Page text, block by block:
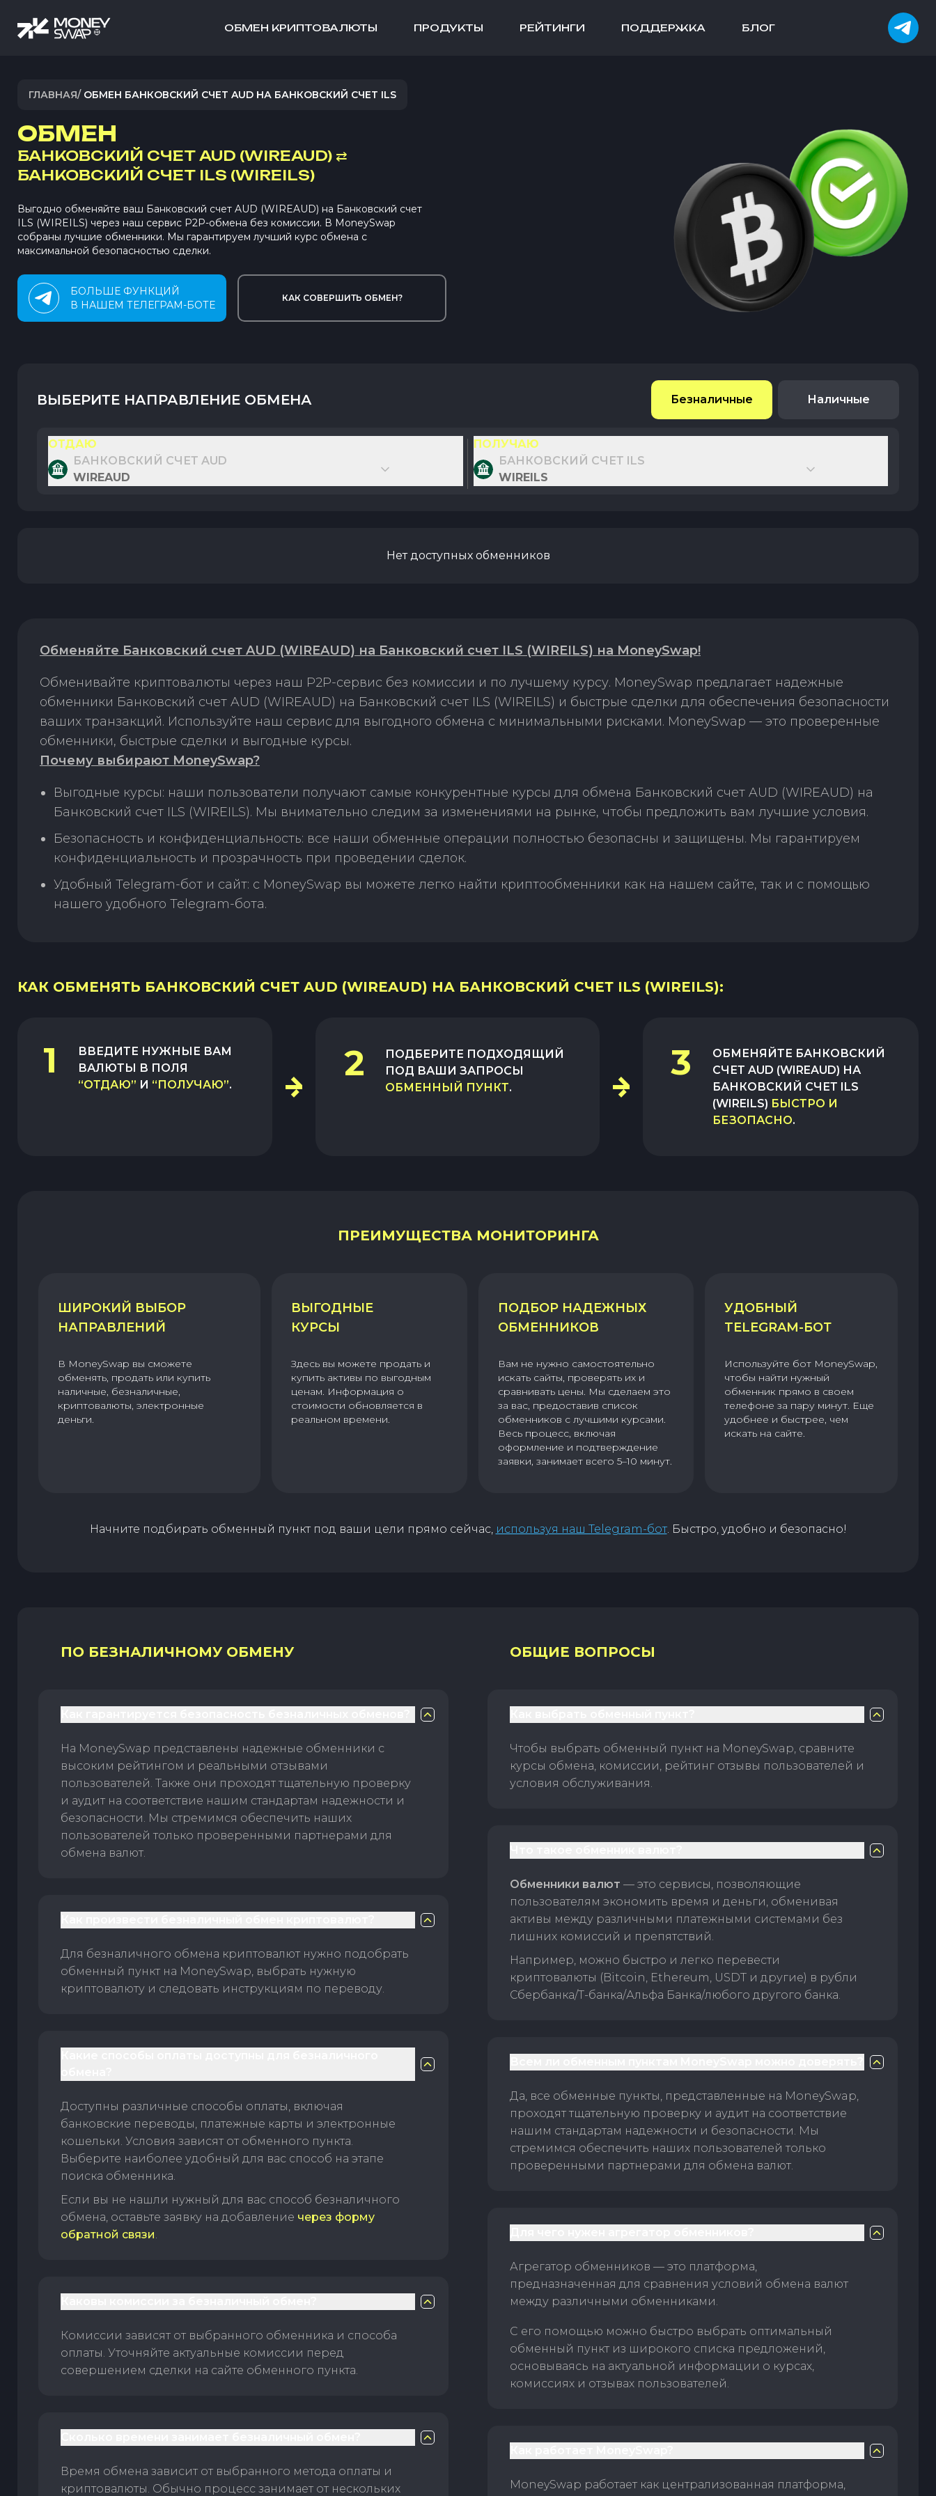
ОБМЕН КРИПТОВАЛЮТЫ ПРОДУКТЫ РЕЙТИНГИ ПОДДЕРЖКА БЛОГ
ГЛАВНАЯ/ ОБМЕН БАНКОВСКИЙ СЧЕТ AUD НА БАНКОВСКИЙ СЧЕТ ILS
ОБМЕН
БАНКОВСКИЙ СЧЕТ AUD (WIREAUD) ⇄
БАНКОВСКИЙ СЧЕТ ILS (WIREILS)
Выгодно обменяйте ваш Банковский счет AUD (WIREAUD) на Банковский счет
ILS (WIREILS) через наш сервис P2P-обмена без комиссии. В MoneySwap
собраны лучшие обменники. Мы гарантируем лучший курс обмена с
максимальной безопасностью сделки.
БОЛЬШЕ ФУНКЦИЙ
В НАШЕМ ТЕЛЕГРАМ-БОТЕ
КАК СОВЕРШИТЬ ОБМЕН?
ВЫБЕРИТЕ НАПРАВЛЕНИЕ ОБМЕНА Безналичные Наличные
ОТДАЮ
БАНКОВСКИЙ СЧЕТ AUD
WIREAUD
ПОЛУЧАЮ
БАНКОВСКИЙ СЧЕТ ILS
WIREILS
Нет доступных обменников
Обменяйте Банковский счет AUD (WIREAUD) на Банковский счет ILS (WIREILS) на MoneySwap!
Обменивайте криптовалюты через наш P2P-сервис без комиссии и по лучшему курсу. MoneySwap предлагает надежные
обменники Банковский счет AUD (WIREAUD) на Банковский счет ILS (WIREILS) и быстрые сделки для обеспечения безопасности
ваших транзакций. Используйте наш сервис для выгодного обмена с минимальными рисками. MoneySwap — это проверенные
обменники, быстрые сделки и выгодные курсы.
Почему выбирают MoneySwap?
Выгодные курсы: наши пользователи получают самые конкурентные курсы для обмена Банковский счет AUD (WIREAUD) на
Банковский счет ILS (WIREILS). Мы внимательно следим за изменениями на рынке, чтобы предложить вам лучшие условия.
Безопасность и конфиденциальность: все наши обменные операции полностью безопасны и защищены. Мы гарантируем
конфиденциальность и прозрачность при проведении сделок.
Удобный Telegram-бот и сайт: с MoneySwap вы можете легко найти криптообменники как на нашем сайте, так и с помощью
нашего удобного Telegram-бота.
КАК ОБМЕНЯТЬ БАНКОВСКИЙ СЧЕТ AUD (WIREAUD) НА БАНКОВСКИЙ СЧЕТ ILS (WIREILS):
1
ВВЕДИТЕ НУЖНЫЕ ВАМ
ВАЛЮТЫ В ПОЛЯ
“ОТДАЮ” И “ПОЛУЧАЮ”.
2
ПОДБЕРИТЕ ПОДХОДЯЩИЙ
ПОД ВАШИ ЗАПРОСЫ
ОБМЕННЫЙ ПУНКТ.
3 ОБМЕНЯЙТЕ БАНКОВСКИЙ
СЧЕТ AUD (WIREAUD) НА
БАНКОВСКИЙ СЧЕТ ILS
(WIREILS) БЫСТРО И
БЕЗОПАСНО.
ПРЕИМУЩЕСТВА МОНИТОРИНГА
ШИРОКИЙ ВЫБОР
НАПРАВЛЕНИЙ
В MoneySwap вы сможете
обменять, продать или купить
наличные, безналичные,
криптовалюты, электронные
деньги.
ВЫГОДНЫЕ
КУРСЫ
Здесь вы можете продать и
купить активы по выгодным
ценам. Информация о
стоимости обновляется в
реальном времени.
ПОДБОР НАДЕЖНЫХ
ОБМЕННИКОВ
Вам не нужно самостоятельно
искать сайты, проверять их и
сравнивать цены. Мы сделаем это
за вас, предоставив список
обменников с лучшими курсами.
Весь процесс, включая
оформление и подтверждение
заявки, занимает всего 5–10 минут.
УДОБНЫЙ
TELEGRAM-БОТ
Используйте бот MoneySwap,
чтобы найти нужный
обменник прямо в своем
телефоне за пару минут. Еще
удобнее и быстрее, чем
искать на сайте.
Начните подбирать обменный пункт под ваши цели прямо сейчас, используя наш Telegram-бот. Быстро, удобно и безопасно!
ПО БЕЗНАЛИЧНОМУ ОБМЕНУ
На MoneySwap представлены надежные обменники с
высоким рейтингом и реальными отзывами
пользователей. Также они проходят тщательную проверку
и аудит на соответствие нашим стандартам надежности и
безопасности. Мы стремимся обеспечить наших
пользователей только проверенными партнерами для
обмена валют.
Для безналичного обмена криптовалют нужно подобрать
обменный пункт на MoneySwap, выбрать нужную
криптовалюту и следовать инструкциям по переводу.
Доступны различные способы оплаты, включая
банковские переводы, платежные карты и электронные
кошельки. Условия зависят от обменного пункта.
Выберите наиболее удобный для вас способ на этапе
поиска обменника.
Если вы не нашли нужный для вас способ безналичного
обмена, оставьте заявку на добавление через форму
обратной связи.
Комиссии зависят от выбранного обменника и способа
оплаты. Уточняйте актуальные комиссии перед
совершением сделки на сайте обменного пункта.
Время обмена зависит от выбранного метода оплаты и
криптовалюты. Обычно процесс занимает от нескольких
ОБЩИЕ ВОПРОСЫ
Чтобы выбрать обменный пункт на MoneySwap, сравните
курсы обмена, комиссии, рейтинг отзывы пользователей и
условия обслуживания.
Обменники валют — это сервисы, позволяющие
пользователям экономить время и деньги, обменивая
активы между различными платежными системами без
лишних комиссий и препятствий.
Например, можно быстро и легко перевести
криптовалюты (Bitcoin, Ethereum, USDT и другие) в рубли
Сбербанка/Т-банка/Альфа Банка/любого другого банка.
Да, все обменные пункты, представленные на MoneySwap,
проходят тщательную проверку и аудит на соответствие
нашим стандартам надежности и безопасности. Мы
стремимся обеспечить наших пользователей только
проверенными партнерами для обмена валют.
Агрегатор обменников — это платформа,
предназначенная для сравнения условий обмена валют
между различными обменниками.
С его помощью можно быстро выбрать оптимальный
обменный пункт из широкого списка предложений,
основываясь на актуальной информации о курсах,
комиссиях и отзывах пользователей.
MoneySwap работает как централизованная платформа,